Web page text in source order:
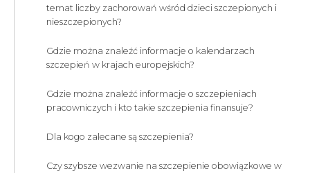
temat liczby zachorowań wśród dzieci szczepionych i
nieszczepionych?
Gdzie można znaleźć informacje o kalendarzach
szczepień w krajach europejskich?
Gdzie można znaleźć informacje o szczepieniach
pracowniczych i kto takie szczepienia finansuje?
Dla kogo zalecane są szczepienia?
Czy szybsze wezwanie na szczepienie obowiązkowe w